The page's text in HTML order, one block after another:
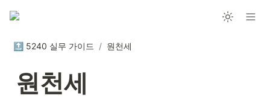
🔝 5240 실무 가이드 / 원천세
원천세